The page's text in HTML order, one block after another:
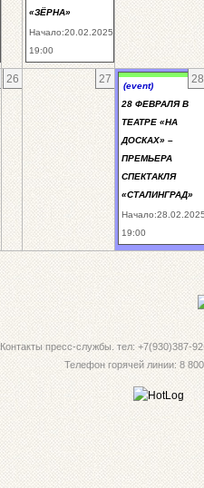
«ЗЁРНА»
Начало:20.02.2025
19:00
26 27 28
(event)
28 ФЕВРАЛЯ В
ТЕАТРЕ «НА
ДОСКАХ» –
ПРЕМЬЕРА
СПЕКТАКЛЯ
«СТАЛИНГРАД»
19:00
Контакты пресс-службы. тел: +7(930)387-
Телефон горячей линии: 8